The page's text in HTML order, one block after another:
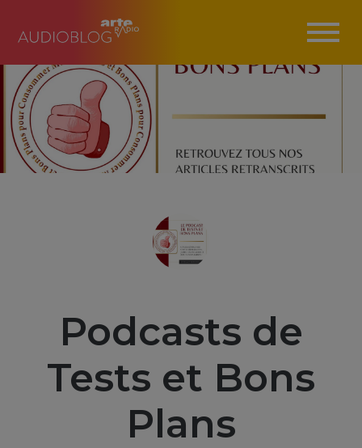
Podcasts de
Tests et Bons
Plans